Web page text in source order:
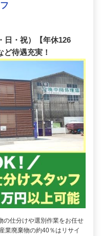
日・祝）【年休126
ど待遇充実！
の仕分けや選別作業をお任せ
業廃棄物の約40％はリサイ